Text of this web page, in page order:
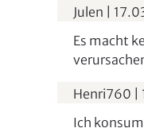
Julen
Es macht
Henri760
Ich